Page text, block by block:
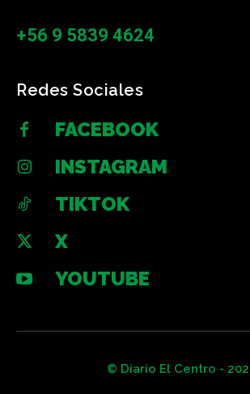
+56 9 5839 4624
Redes Sociales
FACEBOOK
INSTAGRAM
TIKTOK
X
YOUTUBE
© Diario El Centro -